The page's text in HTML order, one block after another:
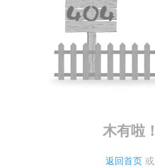
木有啦！
返回首页 或